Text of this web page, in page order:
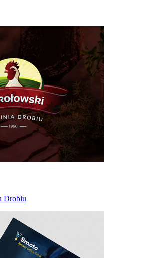
Drobiu